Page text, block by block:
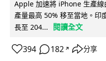
Apple 加速將 iPhone 生產
產量最高 50% 移至當地。印
長至 204...
閱讀全文
394 182 ↗ 分享